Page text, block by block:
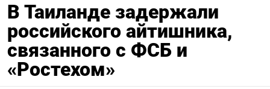
В Таиланде задержали
российского айтишника,
связанного c ФСБ и
«Ростехом»